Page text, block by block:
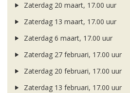
Zaterdag 20 maart, 17.00 uur
Zaterdag 13 maart, 17.00 uur
Zaterdag 6 maart, 17.00 uur
Zaterdag 27 februari, 17.00 uur
Zaterdag 20 februari, 17.00 uur
Zaterdag 13 februari, 17.00 uur